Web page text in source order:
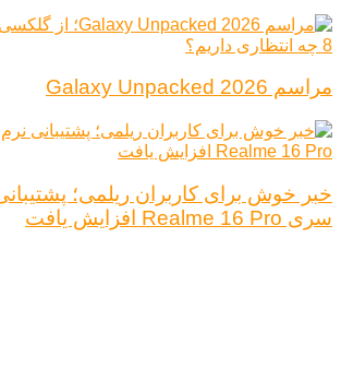
مراسم Galaxy Unpacked 2026
خبر خوش برای کاربران ریلمی؛
سری Realme 16 Pro افزایش یافت